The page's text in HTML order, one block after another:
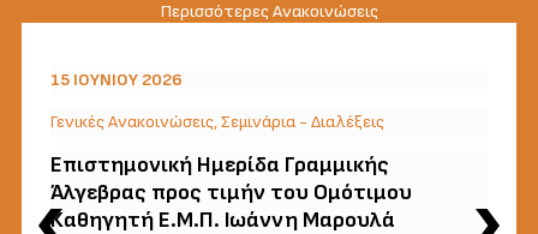
Περισσότερες Ανακοινώσεις
15 ΙΟΥΝΊΟΥ 2026
Γενικές Ανακοινώσεις,Σεμινάρια - Διαλέξεις
Επιστημονική Ημερίδα Γραμμικής
Άλγεβρας προς τιμήν του Ομότιμου
Καθηγητή Ε.Μ.Π. Ιωάννη Μαρουλά